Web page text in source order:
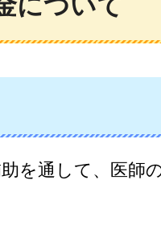
を通して、医師